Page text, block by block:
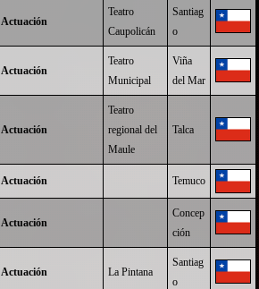
Actuación
Teatro
Caupolicán
Santiag
o
Actuación
Teatro
Municipal
Viña
del Mar
Actuación
Teatro
regional del
Maule
Talca
Actuación Temuco
Actuación
Concep
ción
Actuación La Pintana
Santiag
o